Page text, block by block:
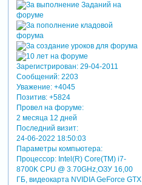
Зарегистрирован: 29-04-2011
Сообщений:2203
Уважение: +4045
Позитив: +5824
Провел на форуме:
2 месяца 12 дней
Последний визит:
24-06-2022 18:50:03
Параметры компьютера:
Процессор: Intel(R) Core(TM) i7-
8700K CPU @ 3.70GHz,ОЗУ 16,00
ГБ, видеокарта NVIDIA GeForce GTX